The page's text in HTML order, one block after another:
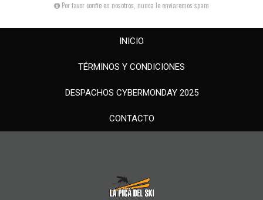
Por favor confie en nosotros, nunca le enviaremos spam
INICIO
TÉRMINOS Y CONDICIONES
DESPACHOS CYBERMONDAY 2025
CONTACTO